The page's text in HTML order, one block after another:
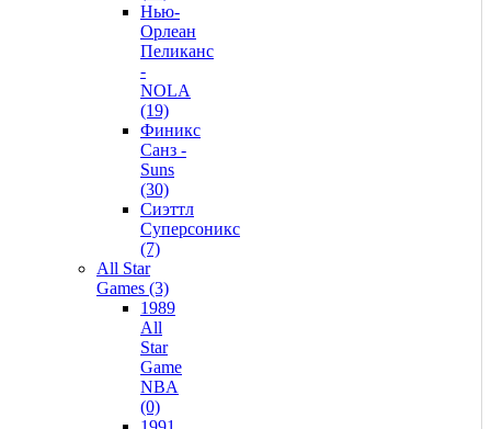
Нью-
Орлеан
Пеликанс
-
NOLA
(19)
Финикс
Санз -
Suns
(30)
Сиэттл
Суперсоникс
(7)
All Star
Games (3)
1989
All
Star
Game
NBA
(0)